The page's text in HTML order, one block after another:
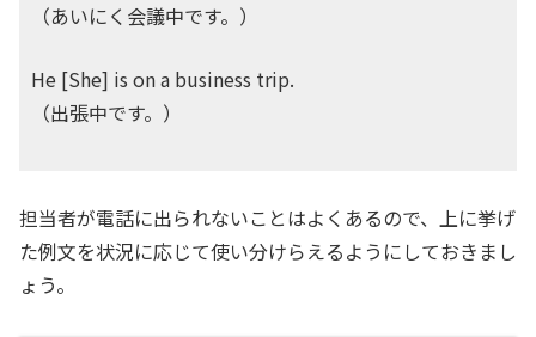
（あいにく会議中です。）
He [She] is on a business trip.
（出張中です。）
担当者が電話に出られないことはよくあるので、上に挙げ
た例文を状況に応じて使い分けらえるようにしておきまし
ょう。